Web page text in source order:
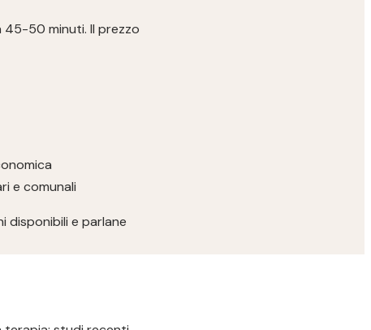
45-50 minuti. Il prezzo
e comunali
disponibili e parlane